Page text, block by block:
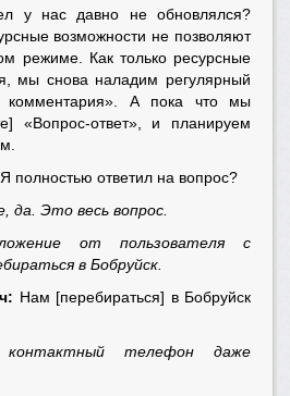
у нас давно не обновлялся?
возможности не позволяют
режиме. Как только ресурсные
мы снова наладим регулярный
комментария». А пока что мы
«Вопрос-ответ», и планируем
полностью ответил на вопрос?
да. Это весь вопрос.
от пользователя с
в Бобруйск.
Нам [перебираться] в Бобруйск
телефон даже